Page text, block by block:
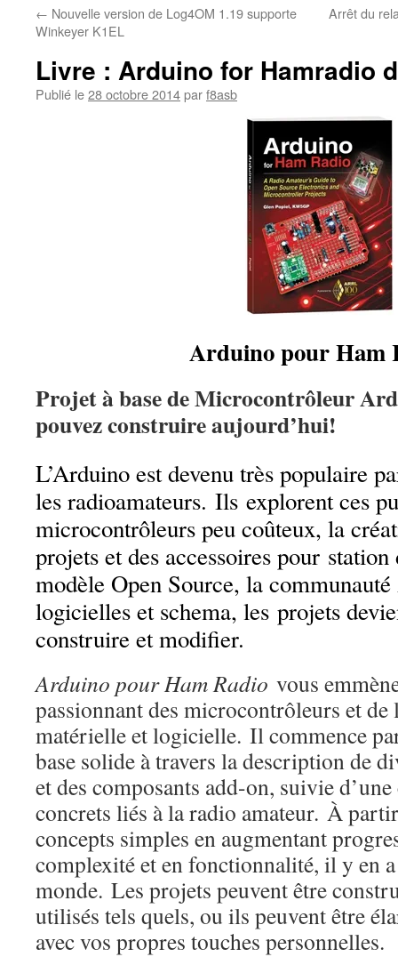
← Nouvelle version de Log4OM 1.19 supporte
Winkeyer K1EL
Arrêt du
Livre : Arduino for Hamradio
Publié le28 octobre 2014parf8asb
Arduino pour Ham
Projet à base de Microcontrôleur
pouvez construire aujourd’hui!
L’Arduino est devenu très populaire
les radioamateurs. Ils explorent ces
microcontrôleurs peu coûteux, la
projets et des accessoires pour
modèle Open Source, la
logicielles et schema, les projets
construire et modifier.
Arduino pour Ham Radio vous
passionnant des microcontrôleurs et de
matérielle et logicielle. Il commence
base solide à travers la description de
et des composants add-on, suivie
concrets liés à la radio amateur. À
concepts simples en augmentant
complexité et en fonctionnalité, il y en
monde. Les projets peuvent être
utilisés tels quels, ou ils peuvent être
avec vos propres touches personnelles.